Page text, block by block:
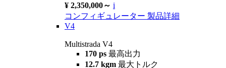
¥ 2,350,000～ i
コンフィギュレーター 製品詳細
V4
Multistrada V4
170 ps 最高出力
12.7 kgm 最大トルク